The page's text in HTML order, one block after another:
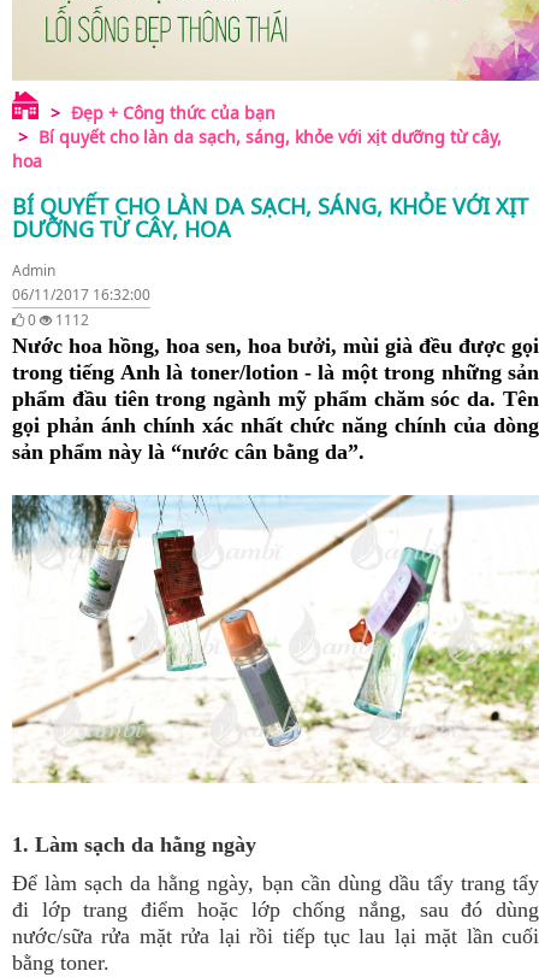
Đẹp + Công thức của bạn
Bí quyết cho làn da sạch, sáng, khỏe với xịt dưỡng từ cây,
hoa
BÍ QUYẾT CHO LÀN DA SẠCH, SÁNG, KHỎE VỚI XỊT
DƯỠNG TỪ CÂY, HOA
Admin
06/11/2017 16:32:00
0
1112
Nước hoa hồng, hoa sen, hoa bưởi, mùi già đều được gọi
trong tiếng Anh là toner/lotion - là một trong những sản
phẩm đầu tiên trong ngành mỹ phẩm chăm sóc da. Tên
gọi phản ánh chính xác nhất chức năng chính của dòng
sản phẩm này là “nước cân bằng da”.
1. Làm sạch da hằng ngày
Để làm sạch da hằng ngày, bạn cần dùng dầu tẩy trang tẩy
đi lớp trang điểm hoặc lớp chống nắng, sau đó dùng
nước/sữa rửa mặt rửa lại rồi tiếp tục lau lại mặt lần cuối
bằng toner.